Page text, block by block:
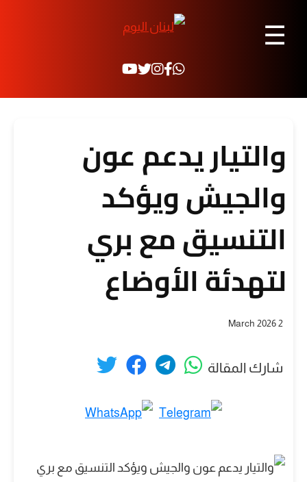
☰
والتيار يدعم عون
والجيش ويؤكد
التنسيق مع بري
لتهدئة الأوضاع
2 March 2026
شارك المقالة